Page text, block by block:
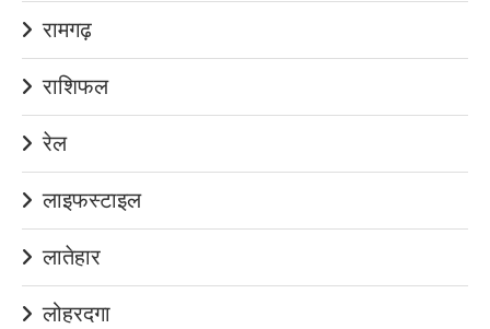
रामगढ़
राशिफल
रेल
लाइफस्टाइल
लातेहार
लोहरदगा